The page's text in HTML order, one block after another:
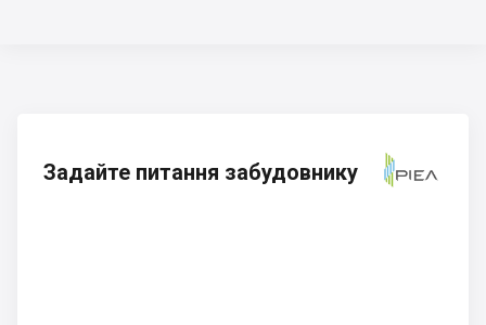
Задайте питання забудовнику